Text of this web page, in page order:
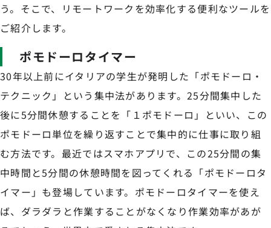
う。そこで、リモートワークを効率化する便利なツールを
ご紹介します。
ポモドーロタイマー
30年以上前にイタリアの学生が発明した「ポモドーロ・
テクニック」という集中法があります。25分間集中した
後に5分間休憩することを「１ポモドーロ」といい、この
ポモドーロ単位を繰り返すことで集中的に仕事に取り組
む方法です。最近ではスマホアプリで、この25分間の集
中時間と5分間の休憩時間を図ってくれる「ポモドーロタ
イマー」も登場しています。ポモドーロタイマーを使え
ば、ダラダラと作業することがなくなり作業効率があが